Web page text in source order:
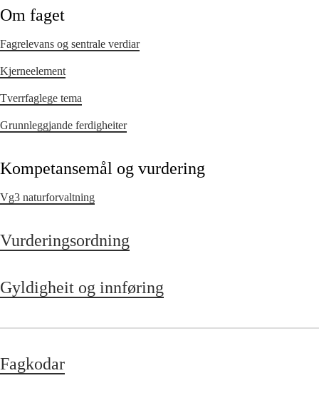
Om faget
Fagrelevans og sentrale verdiar
Kjerneelement
Tverrfaglege tema
Grunnleggjande ferdigheiter
Kompetansemål og vurdering
Vg3 naturforvaltning
Vurderingsordning
Gyldigheit og innføring
Fagkodar